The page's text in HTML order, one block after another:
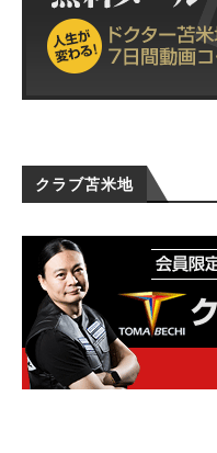
クラブ苫米地